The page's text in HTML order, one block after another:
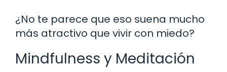
¿No te parece que eso suena mucho
más atractivo que vivir con miedo?
Mindfulness y Meditación